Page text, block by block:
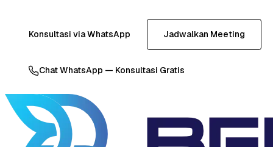
Konsultasi via WhatsApp Jadwalkan Meeting
Chat WhatsApp — Konsultasi Gratis